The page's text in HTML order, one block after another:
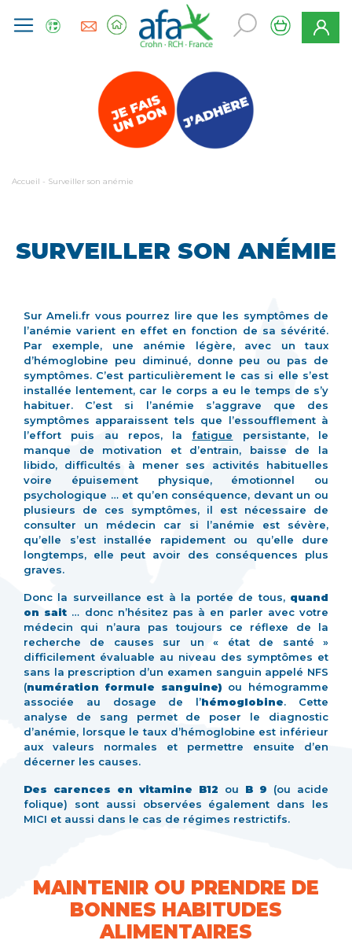
Accueil - Surveiller son anémie
SURVEILLER SON ANÉMIE
Sur Ameli.fr vous pourrez lire que les symptômes de
l’anémie varient en effet en fonction de sa sévérité.
Par exemple, une anémie légère, avec un taux
d’hémoglobine peu diminué, donne peu ou pas de
symptômes. C’est particulièrement le cas si elle s’est
installée lentement, car le corps a eu le temps de s’y
habituer. C’est si l’anémie s’aggrave que des
symptômes apparaissent tels que l’essoufflement à
l’effort puis au repos, la fatigue persistante, le
manque de motivation et d’entrain, baisse de la
libido, difficultés à mener ses activités habituelles
voire épuisement physique, émotionnel ou
psychologique … et qu’en conséquence, devant un ou
plusieurs de ces symptômes, il est nécessaire de
consulter un médecin car si l’anémie est sévère,
qu’elle s’est installée rapidement ou qu’elle dure
longtemps, elle peut avoir des conséquences plus
graves.
Donc la surveillance est à la portée de tous, quand
on sait … donc n’hésitez pas à en parler avec votre
médecin qui n’aura pas toujours ce réflexe de la
recherche de causes sur un « état de santé »
difficilement évaluable au niveau des symptômes et
sans la prescription d’un examen sanguin appelé NFS
(numération formule sanguine) ou hémogramme
associée au dosage de l’hémoglobine. Cette
analyse de sang permet de poser le diagnostic
d’anémie, lorsque le taux d’hémoglobine est inférieur
aux valeurs normales et permettre ensuite d’en
décerner les causes.
Des carences en vitamine B12 ou B 9 (ou acide
folique) sont aussi observées également dans les
MICI et aussi dans le cas de régimes restrictifs.
MAINTENIR OU PRENDRE DE
BONNES HABITUDES
ALIMENTAIRES